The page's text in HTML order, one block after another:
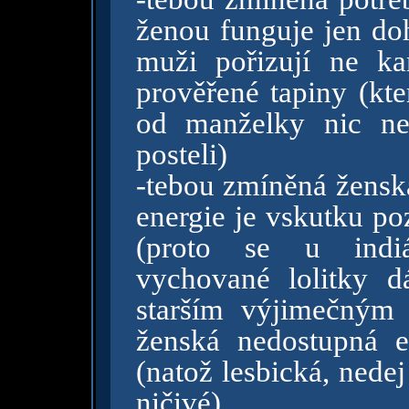
ženou funguje jen
muži pořizují ne
prověřené tapiny
od manželky nic
posteli)
-tebou zmíněná
energie je vskutku
(proto se u
vychované lolitky
starším
ženská nedostupná
(natož lesbická,